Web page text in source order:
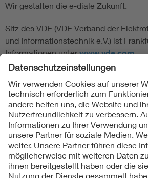
Wir gestalten die e-diale Zukunft.
Sitz des VDE (VDE Verband der
und Informationstechnik e.V.) ist
Informationen unterwww.vde.com
Folgen Sie uns